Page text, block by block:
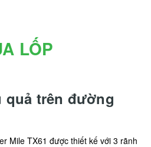
LỐP
quả trên đường
Mile TX61 được thiết kế với 3 rãnh